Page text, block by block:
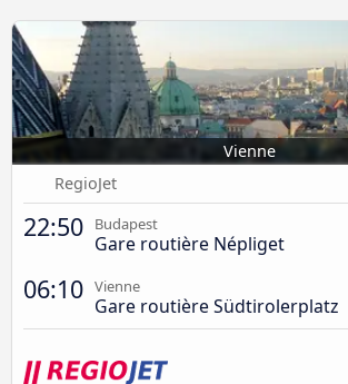
Vienne
RegioJet
22:50 Budapest
Gare routière Népliget
06:10 Vienne
Gare routière Südtirolerplatz